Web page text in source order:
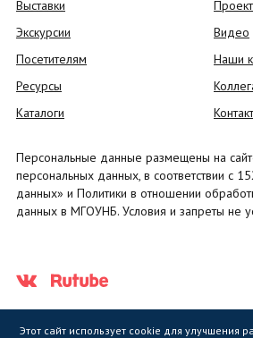
Выставки
Экскурсии
Посетителям
Ресурсы
Каталоги
Видео
Наши
Персональные данные размещены на
персональных данных, в соответствии с
данных» и Политики в отношении
данных в МГОУНБ. Условия и запреты не
Этот сайт использует cookie для улучшения